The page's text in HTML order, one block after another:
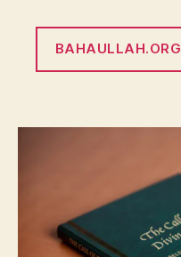
BAHAULLAH.ORG